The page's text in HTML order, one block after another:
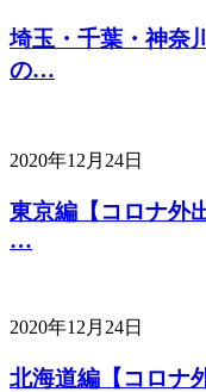
埼玉・千葉・神奈
の…
2020年12月24日
東京編【コロナ外
…
2020年12月24日
北海道編【コロナ